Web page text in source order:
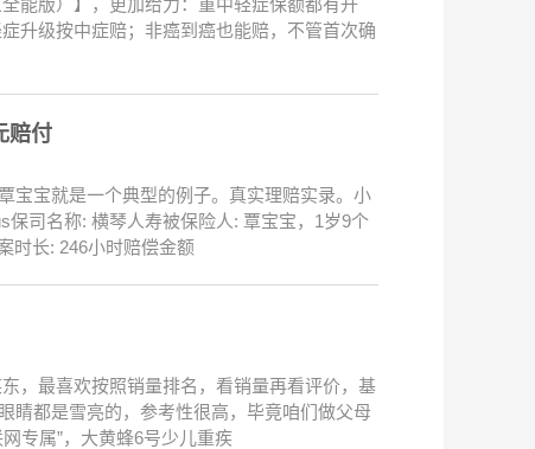
能版）】，更加给力：重中轻症保额都有升
升级按中症赔；非癌到癌也能赔，不管首次确
赔付
宝宝就是一个典型的例子。真实理赔实录。小
司名称: 横琴人寿被保险人: 覃宝宝，1岁9个
时长: 246小时赔偿金额
，最喜欢按照销量排名，看销量再看评价，基
睛都是雪亮的，参考性很高，毕竟咱们做父母
专属”，大黄蜂6号少儿重疾